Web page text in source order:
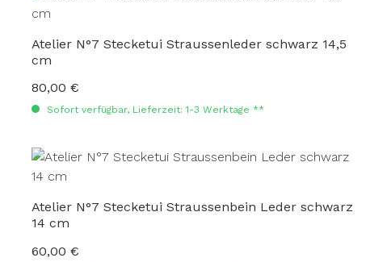
Atelier N°7 Stecketui Straussenleder schwarz 14,5
cm
Regulärer Preis:
80,00 €
Sofort verfügbar, Lieferzeit: 1-3 Werktage **
Atelier N°7 Stecketui Straussenbein Leder schwarz
14 cm
Regulärer Preis:
60,00 €